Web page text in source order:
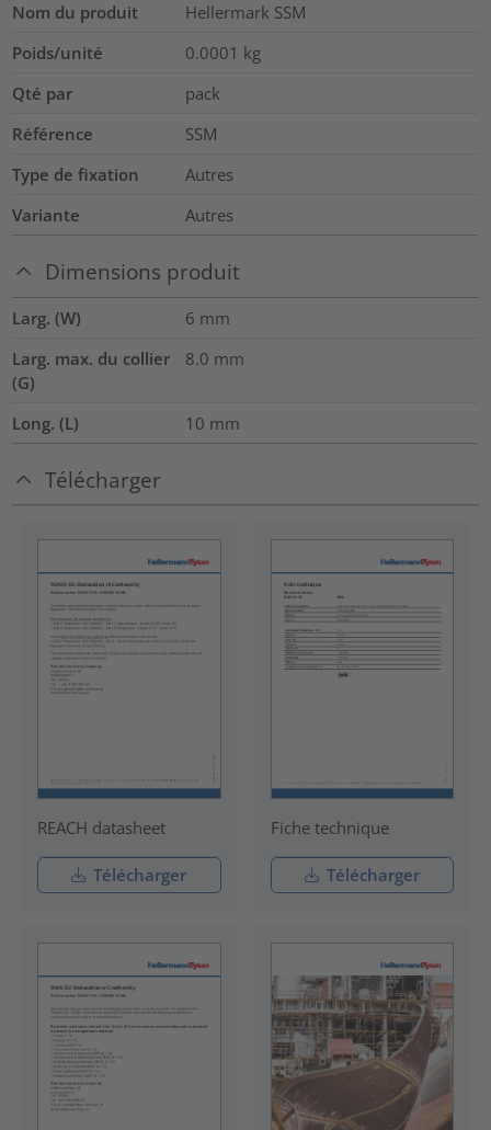
Nom du produit
Hellermark SSM
Poids/unité
0.0001 kg
Qté par
pack
Référence
SSM
Type de fixation
Autres
Variante
Autres
Dimensions produit
Larg. (W) 6 mm
Larg. max. du collier
(G)
8.0 mm
Long. (L) 10 mm
Télécharger
REACH datasheet
Télécharger
Fiche technique
Télécharger